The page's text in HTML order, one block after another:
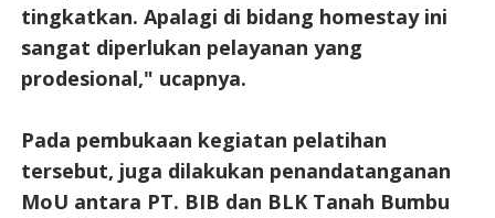
tingkatkan. Apalagi di bidang homestay ini
sangat diperlukan pelayanan yang
prodesional," ucapnya.
Pada pembukaan kegiatan pelatihan
tersebut, juga dilakukan penandatanganan
MoU antara PT. BIB dan BLK Tanah Bumbu